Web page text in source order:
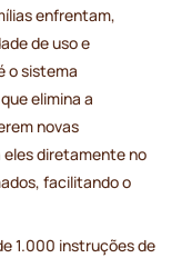
enfrentam,
de uso e
o sistema
elimina a
novas
eles diretamente no
facilitando o
1.000 instruções de